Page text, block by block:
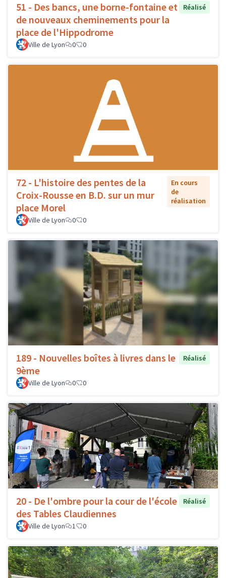
51 - Des bancs, une borne-fontaine et
de nouveaux cheminements pour la
place de l'Hippodrome
Réalisé
Ville de Lyon 0 0
72 - L'histoire des pentes de la
Croix-Rousse en B.D. sur un mur
place Morel
En cours
de
réalisation
Ville de Lyon 0 0
189 - Nouvelles boîtes à livres dans le
9ème
Réalisé
Ville de Lyon 0 0
20 - De l'ombre pour la cour de l'école
des Tables Claudiennes
Réalisé
Ville de Lyon 1 0